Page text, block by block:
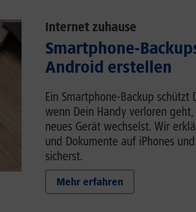
Internet zuhause
Smartphone-
Android erstellen
Ein Smartphone-Backup
wenn Dein Handy verloren
neues Gerät wechselst. Wir
und Dokumente auf iPhones
sicherst.
Mehr erfahren